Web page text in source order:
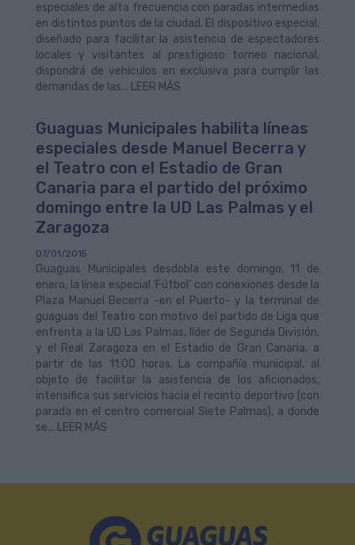
especiales de alta frecuencia con paradas intermedias
en distintos puntos de la ciudad. El dispositivo especial,
diseñado para facilitar la asistencia de espectadores
locales y visitantes al prestigioso torneo nacional,
dispondrá de vehículos en exclusiva para cumplir las
demandas de las... LEER MÁS
Guaguas Municipales habilita líneas
especiales desde Manuel Becerra y
el Teatro con el Estadio de Gran
Canaria para el partido del próximo
domingo entre la UD Las Palmas y el
Zaragoza
07/01/2015
Guaguas Municipales desdobla este domingo, 11 de
enero, la línea especial ‘Fútbol’ con conexiones desde la
Plaza Manuel Becerra -en el Puerto- y la terminal de
guaguas del Teatro con motivo del partido de Liga que
enfrenta a la UD Las Palmas, líder de Segunda División,
y el Real Zaragoza en el Estadio de Gran Canaria, a
partir de las 11:00 horas. La compañía municipal, al
objeto de facilitar la asistencia de los aficionados,
intensifica sus servicios hacia el recinto deportivo (con
parada en el centro comercial Siete Palmas), a donde
se... LEER MÁS